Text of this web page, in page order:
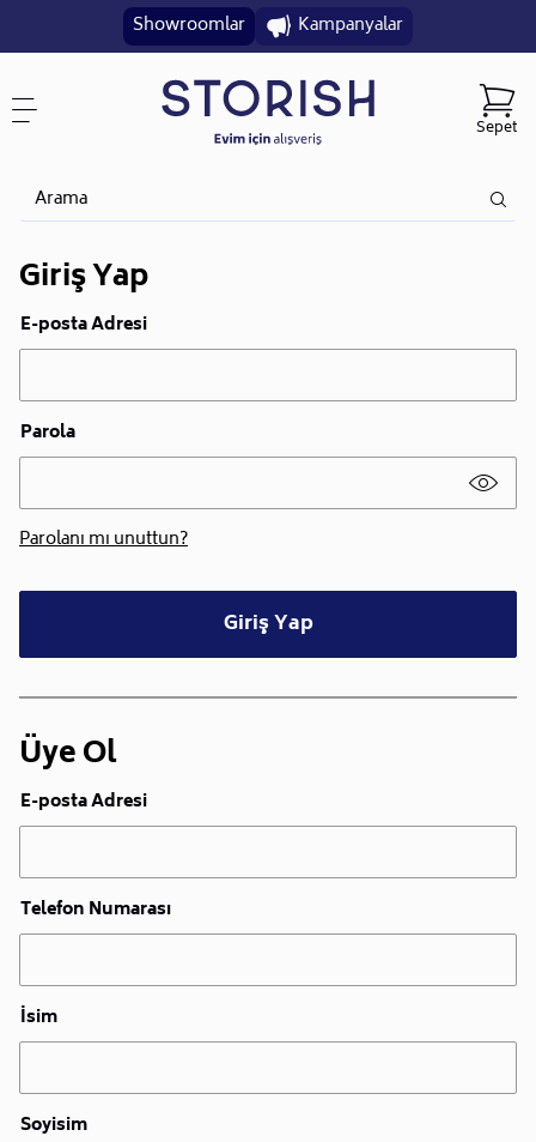
Showroomlar Kampanyalar
Sepet
Giriş Yap
E-posta Adresi
Parola
Parolanı mı unuttun?
Giriş Yap
Üye Ol
E-posta Adresi
Telefon Numarası
İsim
Soyisim